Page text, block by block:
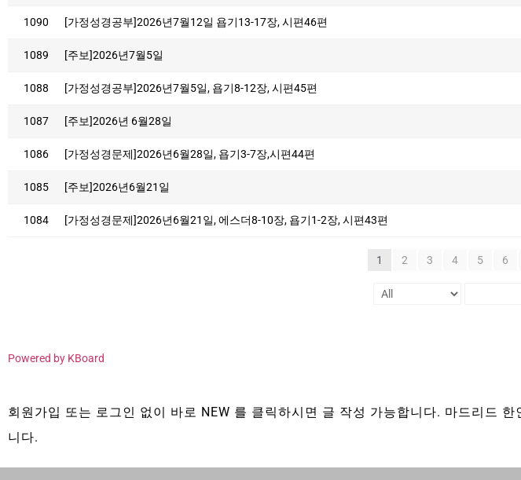
1090 [가정성경공부]2026년7월12일 욥기13-17장, 시편46편
1089 [주보]2026년7월5일
1088 [가정성경공부]2026년7월5일, 욥기8-12장, 시편45편
1087 [주보]2026년 6월28일
1086 [가정성경문제]2026년6월28일, 욥기3-7장,시편44편
1085 [주보]2026년6월21일
1084 [가정성경문제]2026년6월21일, 에스더8-10장, 욥기1-2장, 시편43편
1 2 3 4 5 6
Powered by KBoard
회원가입 또는 로그인 없이 바로 NEW 를 클릭하시면 글 작성 가능합니다. 마드리드
니다.